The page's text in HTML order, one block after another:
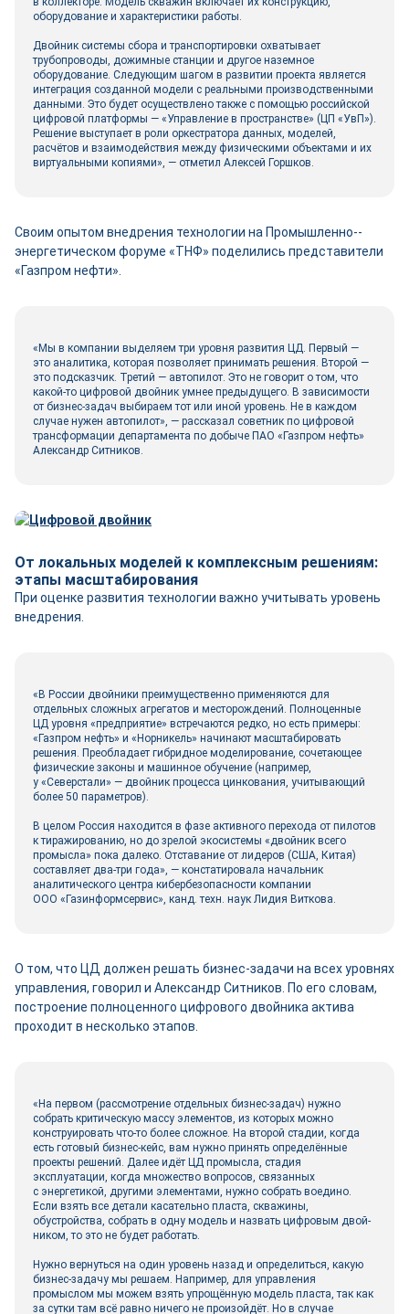
оборудование и характеристики работы.
Двой­ник системы сбора и транспортировки охватывает
трубопроводы, дожимные станции и другое наземное
оборудование. Следующим шагом в развитии проекта является
интеграция созданной модели с реальными производственными
данными. Это будет осуществлено также с помощью российской
цифровой платформы — «Управление в пространстве» (ЦП «УвП»).
Решение выступает в роли оркестратора данных, моделей,
расчётов и взаимодействия между физическими объектами и их
виртуальными копиями», — отметил Алексей Горшков.
Своим опытом внедрения технологии на Промышленно-­
энергетическом форуме «ТНФ» поделились представители
«Газпром нефти».
«Мы в компании выделяем три уровня развития ЦД. Первый —
это аналитика, которая позволяет принимать решения. Второй —
это подсказчик. Третий — автопилот. Это не говорит о том, что
какой‑то цифровой двой­ник умнее предыдущего. В зависимости
от бизнес-­задач выбираем тот или иной уровень. Не в каждом
случае нужен автопилот», — рассказал советник по цифровой
трансформации департамента по добыче ПАО «Газпром нефть»
Александр Ситников.
От локальных моделей к комплексным решениям:
этапы масштабирования
При оценке развития технологии важно учитывать уровень
внедрения.
«В России двой­ники преимущественно применяются для
отдельных сложных агрегатов и месторождений. Полноценные
ЦД уровня «предприятие» встречаются редко, но есть примеры:
«Газпром нефть» и «Норникель» начинают масштабировать
решения. Преобладает гибридное моделирование, сочетающее
физические законы и машинное обучение (например,
у «Северстали» — двой­ник процесса цинкования, учитывающий
более 50 параметров).
В целом Россия находится в фазе активного перехода от пилотов
к тиражированию, но до зрелой экосистемы «двой­ник всего
промысла» пока далеко. Отставание от лидеров (США, Китая)
составляет два-три года», ― констатировала начальник
аналитического центра кибербезопасности компании
ООО «Газинформсервис», канд. техн. наук Лидия Виткова.
О том, что ЦД должен решать бизнес-­задачи на всех уровнях
управления, говорил и Александр Ситников. По его словам,
построение полноценного цифрового двой­ника актива
проходит в несколько этапов.
«На первом (рассмотрение отдельных бизнес-­задач) нужно
собрать критическую массу элементов, из которых можно
конструировать что‑то более сложное. На второй стадии, когда
есть готовый бизнес-кейс, вам нужно принять определённые
проекты решений. Далее идёт ЦД промысла, стадия
эксплуатации, когда множество вопросов, связанных
с энергетикой, другими элементами, нужно собрать воедино.
Если взять все детали касательно пласта, скважины,
обустройства, собрать в одну модель и назвать цифровым двой­
ником, то это не будет работать.
Нужно вернуться на один уровень назад и определиться, какую
бизнес-­задачу мы решаем. Например, для управления
промыслом мы можем взять упрощённую модель пласта, так как
за сутки там всё равно ничего не произойдёт. Но в случае